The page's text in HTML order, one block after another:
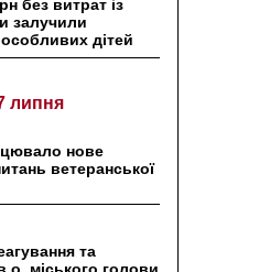
без витрат із
залучили
дітей
липня
нове
ветеранської
та
міського голови